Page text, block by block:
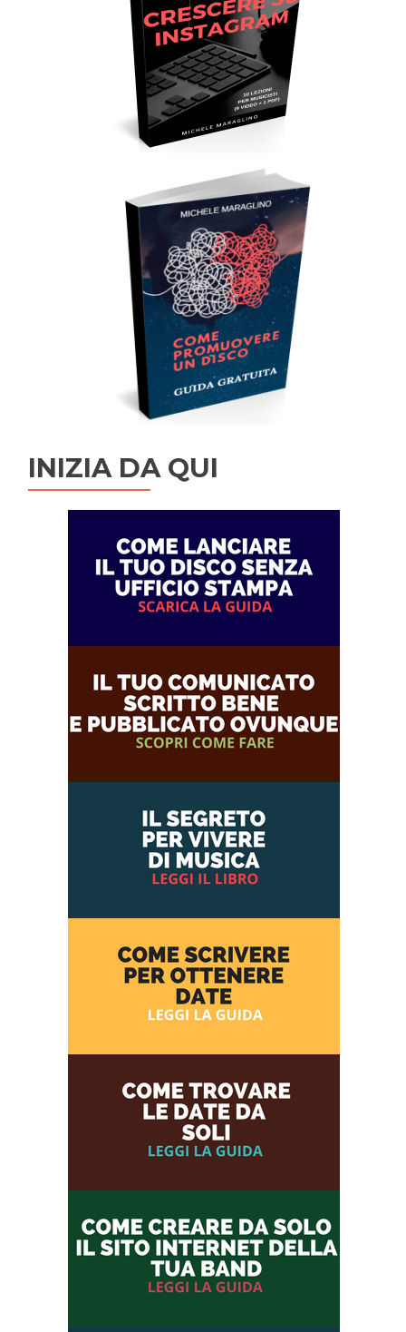
INIZIA DA QUI